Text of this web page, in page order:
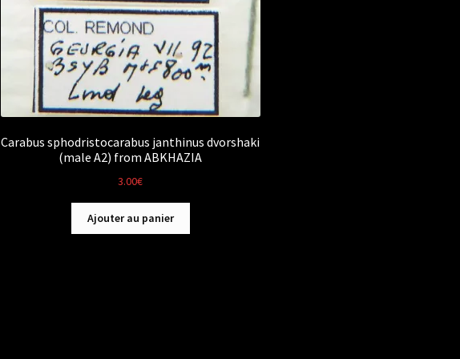
Carabus sphodristocarabus janthinus dvorshaki
(male A2) from ABKHAZIA
3.00€
Ajouter au panier